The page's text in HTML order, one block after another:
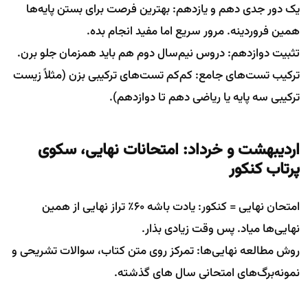
یک دور جدی دهم و یازدهم: بهترین فرصت برای بستن پایه‌ها
همین فروردینه. مرور سریع اما مفید انجام بده.
تثبیت دوازدهم: دروس نیم‌سال دوم هم باید همزمان جلو برن.
ترکیب تست‌های جامع: کم‌کم تست‌های ترکیبی بزن (مثلاً زیست
ترکیبی سه پایه یا ریاضی دهم تا دوازدهم).
اردیبهشت و خرداد: امتحانات نهایی، سکوی
پرتاب کنکور
امتحان نهایی = کنکور: یادت باشه ۶۰٪ تراز نهایی از همین
نهایی‌ها میاد. پس وقت زیادی بذار.
روش مطالعه نهایی‌ها: تمرکز روی متن کتاب، سوالات تشریحی و
نمونه‌برگ‌های امتحانی سال های گذشته.